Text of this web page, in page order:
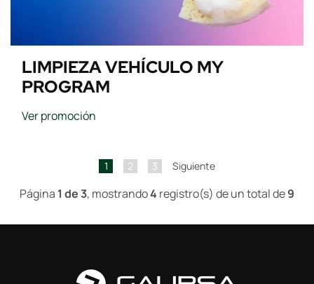
LIMPIEZA VEHÍCULO MY
PROGRAM
Ver promoción
1 2 3 Siguiente
Página 1 de 3, mostrando4 registro(s) de un total de9